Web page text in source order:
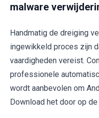
malware
Handmatig de dreiging
ingewikkeld proces zijn
vaardigheden vereist.
professionele
wordt aanbevolen om
Download het door op